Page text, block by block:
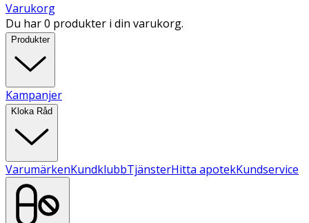
Varukorg
Du har 0 produkter i din varukorg.
Produkter
Kampanjer
Kloka Råd
VarumärkenKundklubbTjänsterHitta apotekKundservice